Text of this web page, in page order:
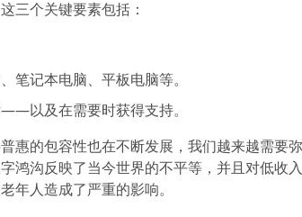
三个关键要素包括：
笔记本电脑、平板电脑等。
以及在需要时获得支持。
惠的包容性也在不断发展，我们越来越需要
鸿沟反映了当今世界的不平等，并且对低收
年人造成了严重的影响。